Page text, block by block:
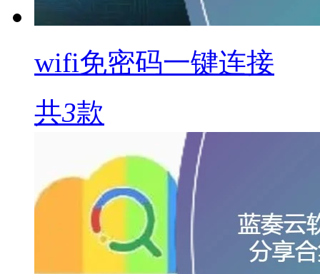
wifi免密码一键连接
共3款